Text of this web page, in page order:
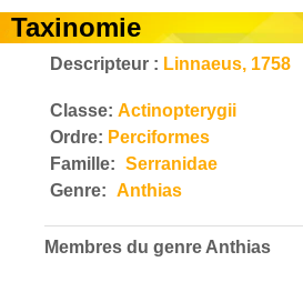
Taxinomie
Descripteur : Linnaeus, 1758
Classe: Actinopterygii
Ordre: Perciformes
Famille: Serranidae
Genre: Anthias
Membres du genre Anthias